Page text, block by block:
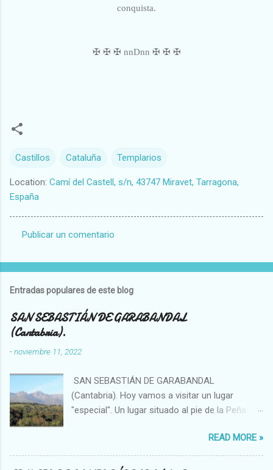
conquista.
✠ ✠ ✠ nnDnn ✠ ✠ ✠
Castillos Cataluña Templarios
Location: Camí del Castell, s/n, 43747 Miravet, Tarragona,
España
o
n
t
a
o
s
Publicar un comentario
Entradas populares de este blog
SAN SEBASTIÁN DE GARABANDAL
(Cantabria).
-noviembre 11, 2022
SAN SEBASTIÁN DE GARABANDAL
(Cantabria). Hoy vamos a visitar un lugar
"especial". Un lugar situado al pie de la Peña
se han visto, por ejemplo, bolas de luces que
se introducían en el bosque o fenómenos
READ MORE »